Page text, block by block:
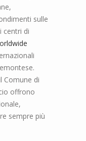
sulle
centri di
Comune di
offrono
sempre più